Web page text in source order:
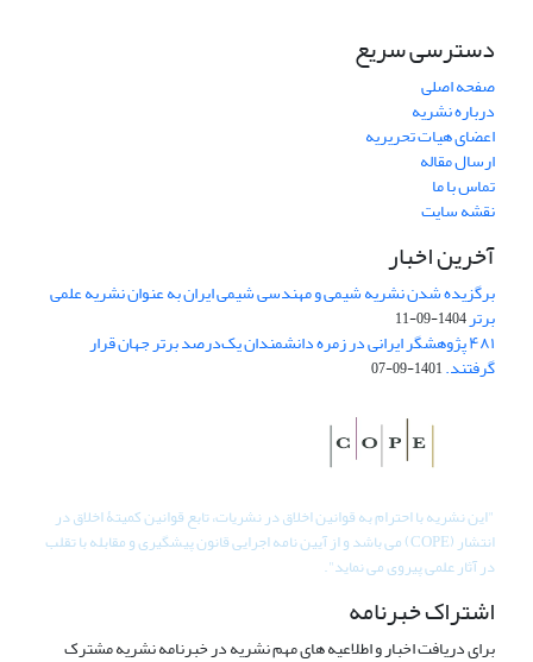
دسترسی سریع
صفحه اصلی
درباره نشریه
اعضای هیات تحریریه
ارسال مقاله
تماس با ما
نقشه سایت
آخرین اخبار
برگزیده شدن نشریه شیمی و مهندسی شیمی ایران به عنوان نشریه علمی
برتر1404-09-11
۴۸۱ پژوهشگر ایرانی در زمره دانشمندان یک‌درصد برتر جهان قرار
گرفتند.1401-09-07
"این نشریه با احترام به قوانین اخلاق در نشریات، تابع قوانین کمیتۀ اخلاق در
انتشار (COPE) می باشد و از آیین نامه اجرایی قانون پیشگیری و مقابله با تقلب
در آثار علمی پیروی می نماید".
اشتراک خبرنامه
برای دریافت اخبار و اطلاعیه های مهم نشریه در خبرنامه نشریه مشترک